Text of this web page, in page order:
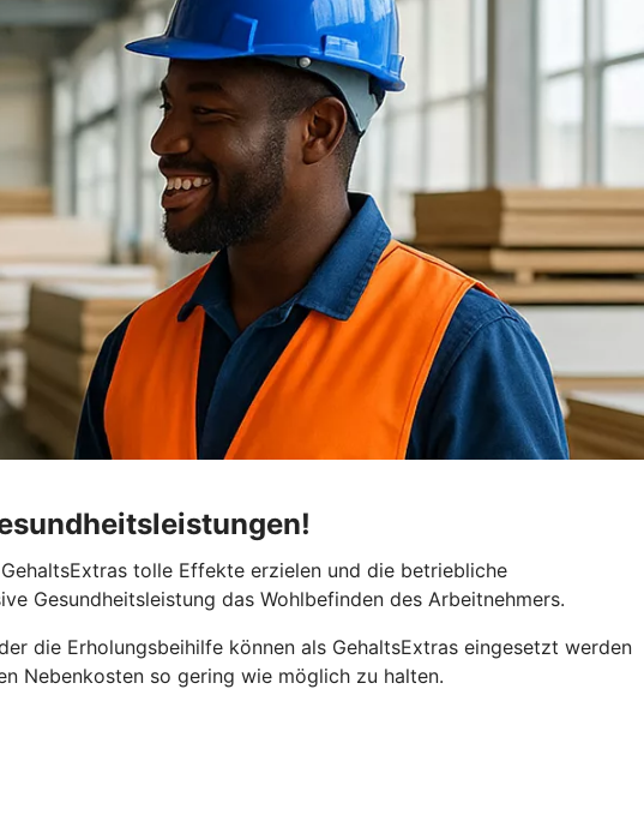
tolle Effekte erzielen und die betriebliche
Gesundheitsleistung das Wohlbefinden des Arbeitnehmers.
die Erholungsbeihilfe können als GehaltsExtras eingesetzt werden
Nebenkosten so gering wie möglich zu halten.